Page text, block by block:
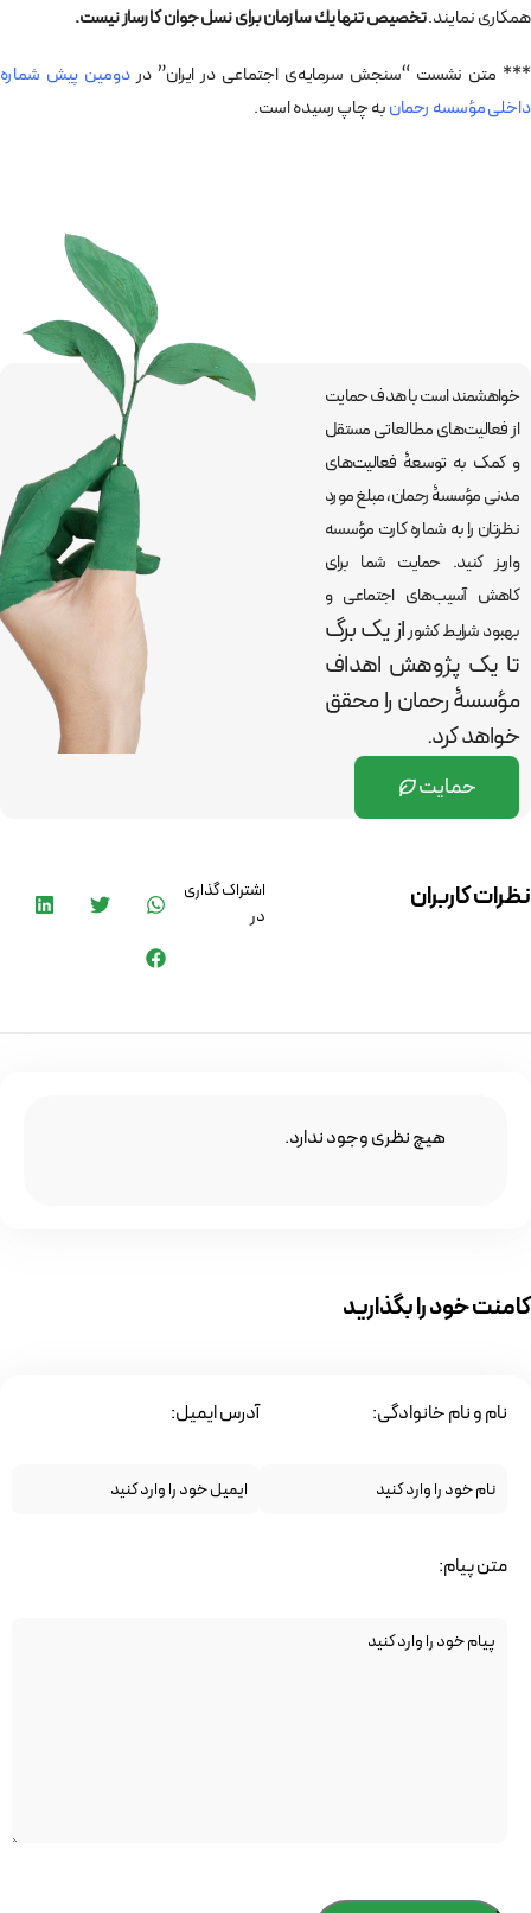
همکاری نمایند.تخصيص تنها يك سازمان برای نسل جوان كارساز نيست.
*** متن نشست “سنجش سرمایه‌ی اجتماعی در ایران” دردومین پیش شماره
داخلی مؤسسه رحمانبه چاپ رسیده است.
خواهشمند است با هدف حمایت
از فعالیت‌های مطالعاتی مستقل
و کمک به توسعۀ فعالیت‌های
مدنی مؤسسۀ رحمان، مبلغ مورد
نظرتان را به شماره کارت مؤسسه
واریز کنید. حمایت شما برای
کاهش آسیب‌های اجتماعی و
بهبود شرایط کشوراز یک برگ
تا یک پژوهش اهداف
مؤسسۀ رحمان رامحقق
خواهد کرد.
حمایت
نظرات کاربران
اشتراک گذاری
در
هیچ نظری وجود ندارد.
کامنت خود را بگذارید
نام و نام خانوادگی: آدرس ایمیل:
متن پیام: